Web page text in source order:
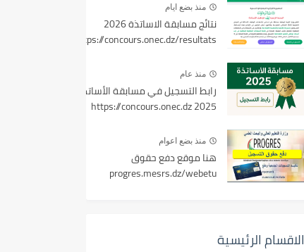
منذ بضع ايام
نتائج مسابقة الاساتذة 2026
https://concours.onec.dz/resultats
منذ عام
رابط التسجيل في مسابقة الأساتذة
2025 https://concours.onec.dz
منذ بضع اعوام
هنا موقع دفع حقوق
progres.mesrs.dz/webetu
الاقسام الرئيسية